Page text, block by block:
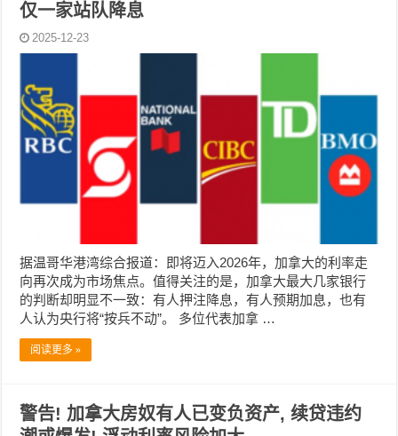
仅一家站队降息
2025-12-23
据温哥华港湾综合报道：即将迈入2026年，加拿大的利率走
向再次成为市场焦点。值得关注的是，加拿大最大几家银行
的判断却明显不一致：有人押注降息，有人预期加息，也有
人认为央行将“按兵不动”。 多位代表加拿 …
阅读更多 »
警告! 加拿大房奴有人已变负资产, 续贷违约